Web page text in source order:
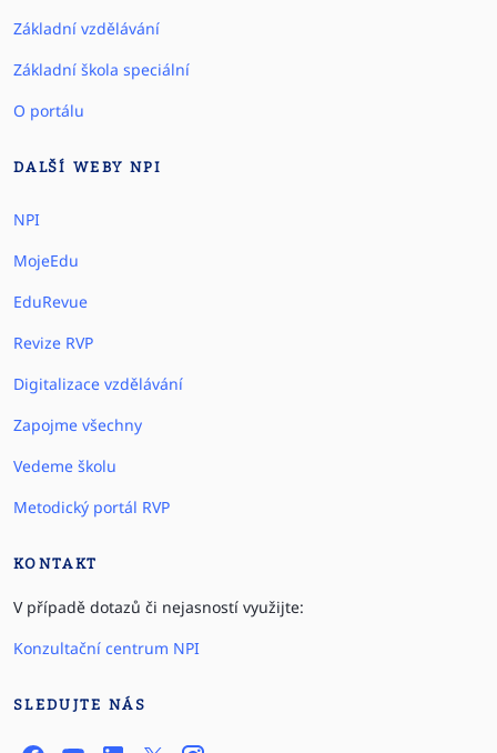
Základní vzdělávání
Základní škola speciální
O portálu
DALŠÍ WEBY NPI
NPI
MojeEdu
EduRevue
Revize RVP
Digitalizace vzdělávání
Zapojme všechny
Vedeme školu
Metodický portál RVP
KONTAKT
V případě dotazů či nejasností využijte:
Konzultační centrum NPI
SLEDUJTE NÁS